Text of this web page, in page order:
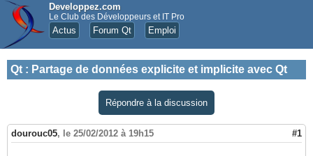
Developpez.com
Le Club des Développeurs et IT Pro
Actus Forum Qt Emploi
Qt : Partage de données explicite et implicite avec Qt
Répondre à la discussion
dourouc05, le 25/02/2012 à 19h15 #1